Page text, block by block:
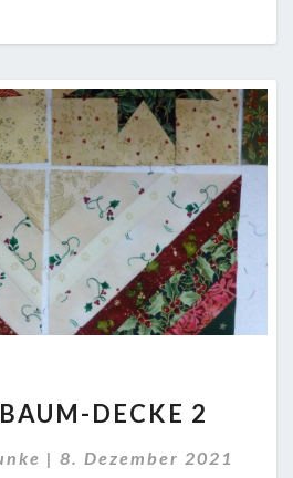
DECKEDECKE 2
| 8. Dezember 2021